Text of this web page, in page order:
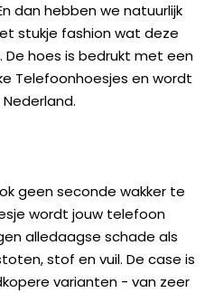
dan hebben we natuurlijk
stukje fashion wat deze
hoes is bedrukt met een
Telefoonhoesjes en wordt
geen seconde wakker te
wordt jouw telefoon
alledaagse schade als
stof en vuil. De case is
varianten - van zeer